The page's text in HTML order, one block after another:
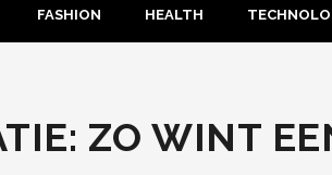
FASHION HEALTH
ZO WINT